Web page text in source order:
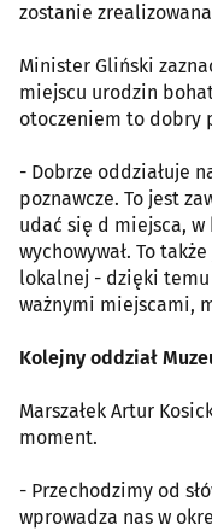
zostanie
Minister Gliński
miejscu urodzin
otoczeniem to dobry
- Dobrze oddziałuje
poznawcze. To jest
udać się d miejsca,
wychowywał. To
lokalnej - dzięki
ważnymi miejscami,
Kolejny oddział
Marszałek Artur
moment.
- Przechodzimy od
wprowadza nas w